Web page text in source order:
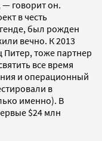
говорит он.
в честь
был рожден
вечно. К 2013
Питер, тоже партнер
все время
и операционный
в
именно). В
$24 млн